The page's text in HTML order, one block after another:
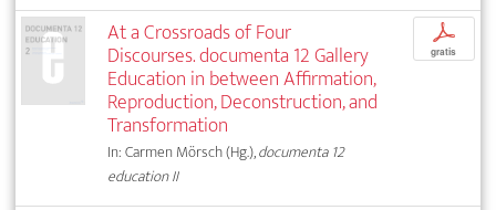
At a Crossroads of Four
Discourses. documenta 12 Gallery
Education in between Affirmation,
Reproduction, Deconstruction, and
Transformation
In: Carmen Mörsch (Hg.),documenta 12
education II
p
gratis